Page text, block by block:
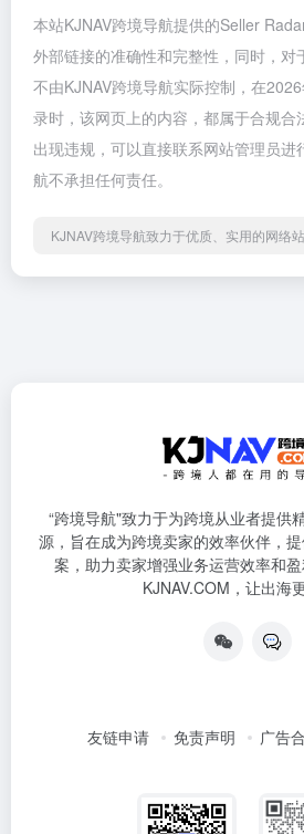
本站KJNAV跨境导航提供的Seller
外部链接的准确性和完整性，同时，对
不由KJNAV跨境导航实际控制，在
录时，该网页上的内容，都属于合规合
出现违规，可以直接联系网站管理员进
航不承担任何责任。
KJNAV跨境导航致力于优质、实用的网络
“跨境导航"致力于为跨境从业者提供
源，旨在成为跨境卖家的效率伙伴，
案，助力卖家增强业务运营效率和
KJNAV.COM，让出海
友链申请 免责声明 广告